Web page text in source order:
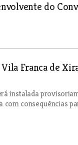
do
Franca de
instalada
consequências